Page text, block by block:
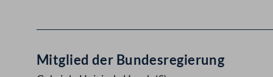
Mitglied der Bundesregierung